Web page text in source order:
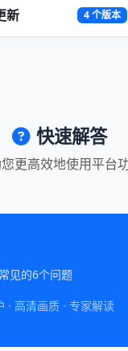
新 4 个版本
快速解答
更高效地使用平台
见的6个问题
· 高清画质 · 专家解读